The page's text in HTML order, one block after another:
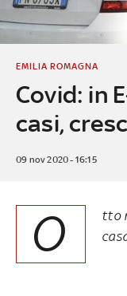
Covid: in
casi,
EMILIA ROMAGNA
09 nov 2020 - 16:15
O
tto